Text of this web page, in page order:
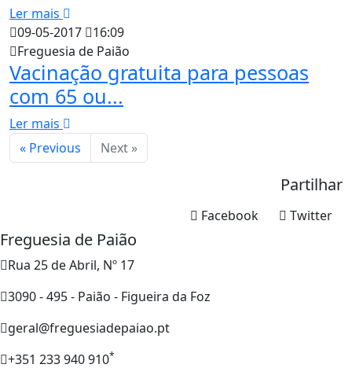
Ler mais
09-05-2017
16:09
Freguesia de Paião
Vacinação gratuita para pessoas
com 65 ou...
Ler mais
« Previous
Next »
Partilhar
Twitter
Facebook
Freguesia de Paião
Rua 25 de Abril, Nº 17
3090 - 495 - Paião - Figueira da Foz
geral@freguesiadepaiao.pt
+351 233 940 910*